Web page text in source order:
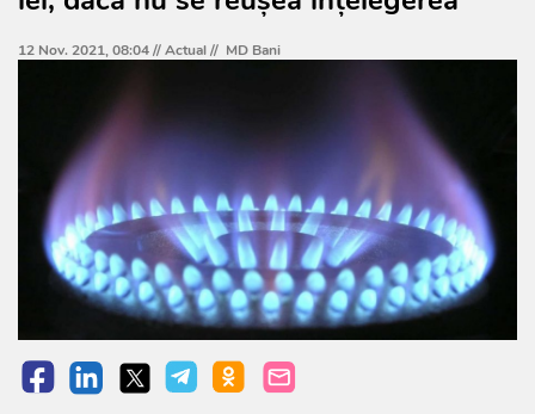
12 Nov. 2021, 08:04 //Actual// MD Bani